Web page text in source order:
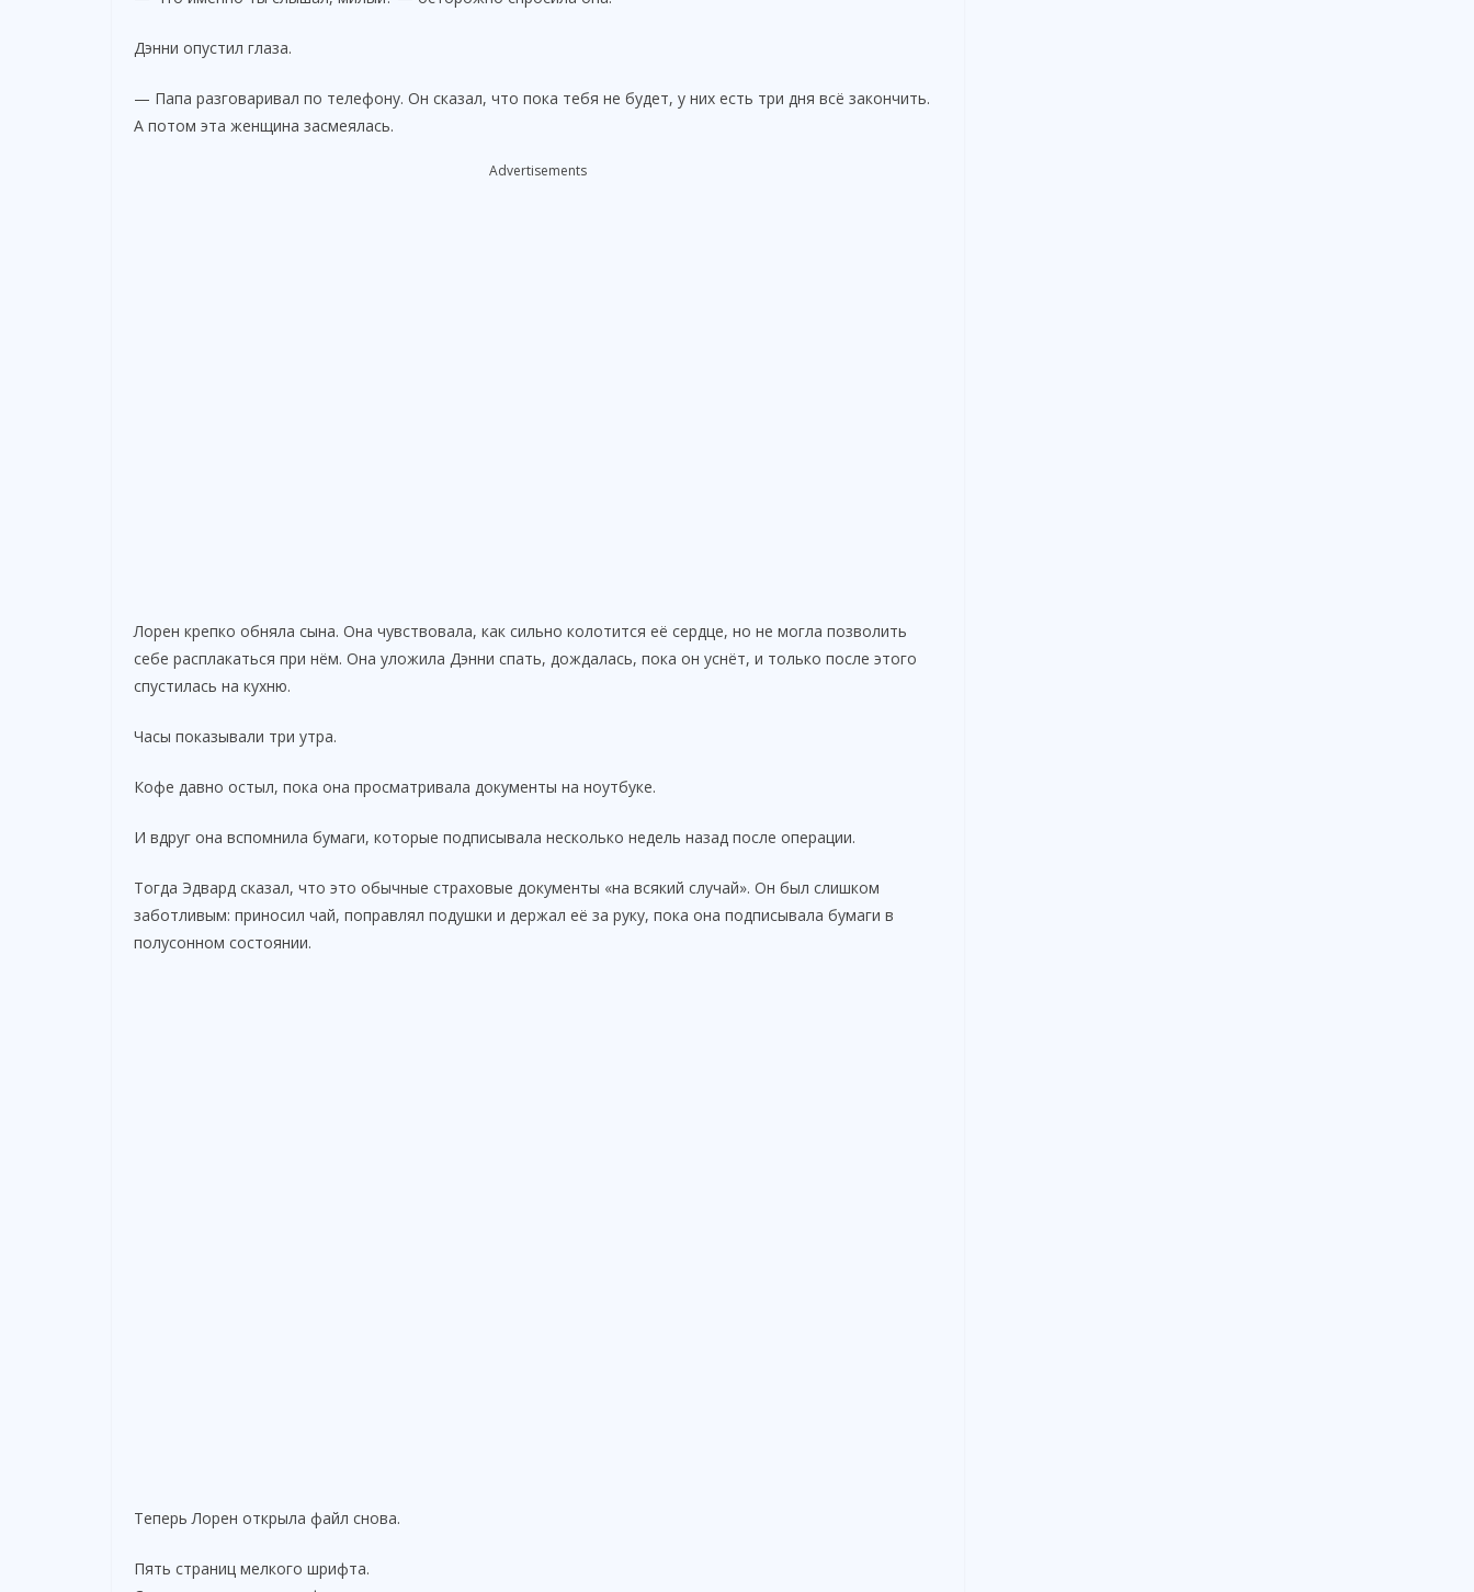
Дэнни опустил глаза.
— Папа разговаривал по телефону. Он сказал, что пока тебя не будет, у них есть три дня всё закончить.
А потом эта женщина засмеялась.
Advertisements
Лорен крепко обняла сына. Она чувствовала, как сильно колотится её сердце, но не могла позволить
себе расплакаться при нём. Она уложила Дэнни спать, дождалась, пока он уснёт, и только после этого
спустилась на кухню.
Часы показывали три утра.
Кофе давно остыл, пока она просматривала документы на ноутбуке.
И вдруг она вспомнила бумаги, которые подписывала несколько недель назад после операции.
Тогда Эдвард сказал, что это обычные страховые документы «на всякий случай». Он был слишком
заботливым: приносил чай, поправлял подушки и держал её за руку, пока она подписывала бумаги в
полусонном состоянии.
Теперь Лорен открыла файл снова.
Пять страниц мелкого шрифта.